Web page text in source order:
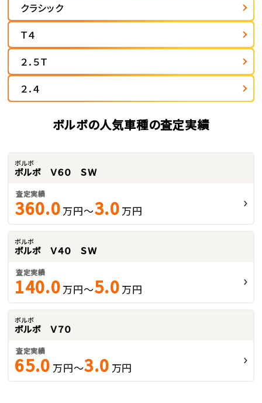
クラシック
Ｔ４
２．５Ｔ
２．４
ボルボの人気車種の査定実績
ボルボ
ボルボ Ｖ６０ ＳＷ
査定実績
360.0 万円～3.0 万円
ボルボ
ボルボ Ｖ４０ ＳＷ
査定実績
140.0 万円～5.0 万円
ボルボ
ボルボ Ｖ７０
査定実績
65.0 万円～3.0 万円